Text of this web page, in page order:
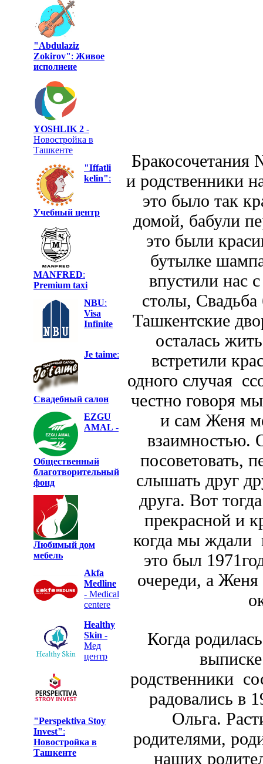
"Abdulaziz
Zokirov": Живое
исполнеие
YOSHLIK 2 -
Новостройка в
Ташкенте
"Iffatli
kelin":
Учебный центр
MANFRED:
Premium taxi
NBU:
Visa
Infinite
Je taime:
Свадебный салон
EZGU
AMAL -
Общественный
благотворительный
фонд
Любимый дом
мебель
Akfa
Medline
- Medical
centere
Healthy
Skin -
Мед
центр
"Perspektiva Stoy
Invest":
Новостройка в
Ташкенте
и родственники
это было так
домой, бабули
это были
бутылке
впустили нас
столы, Свадьба
Ташкентские
осталась
встретили
одного случая
честно говоря
и сам Женя
взаимностью.
посоветовать,
слышать друг
друга. Вот
прекрасной и
когда мы ждали
это был
очереди, а
Когда
родственники
радовались в
Ольга.
родителями,
наших